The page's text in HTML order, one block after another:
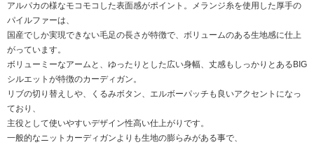
アルパカの様なモコモコした表面感がポイント。メランジ糸を使用した厚手の
パイルファーは、
国産でしか実現できない毛足の長さが特徴で、ボリュームのある生地感に仕上
がっています。
ボリューミーなアームと、ゆったりとした広い身幅、丈感もしっかりとあるBIG
シルエットが特徴のカーディガン。
リブの切り替えしや、くるみボタン、エルボーパッチも良いアクセントになっ
ており、
主役として使いやすいデザイン性高い仕上がりです。
一般的なニットカーディガンよりも生地の膨らみがある事で、